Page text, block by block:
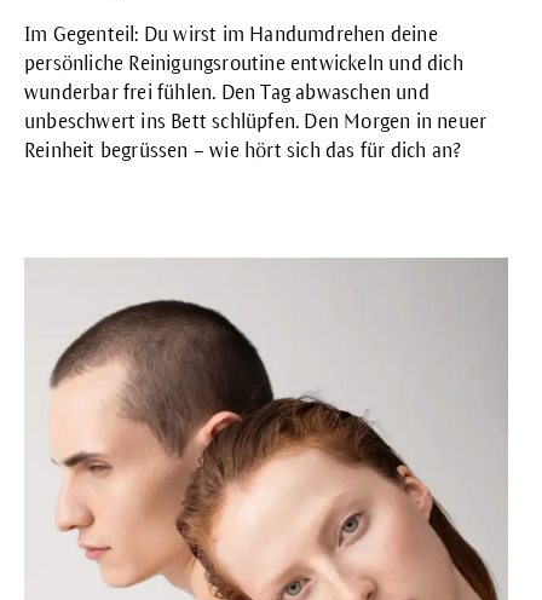
Im Gegenteil: Du wirst im Handumdrehen deine
persönliche Reinigungsroutine entwickeln und dich
wunderbar frei fühlen. Den Tag abwaschen und
unbeschwert ins Bett schlüpfen. Den Morgen in neuer
Reinheit begrüssen – wie hört sich das für dich an?